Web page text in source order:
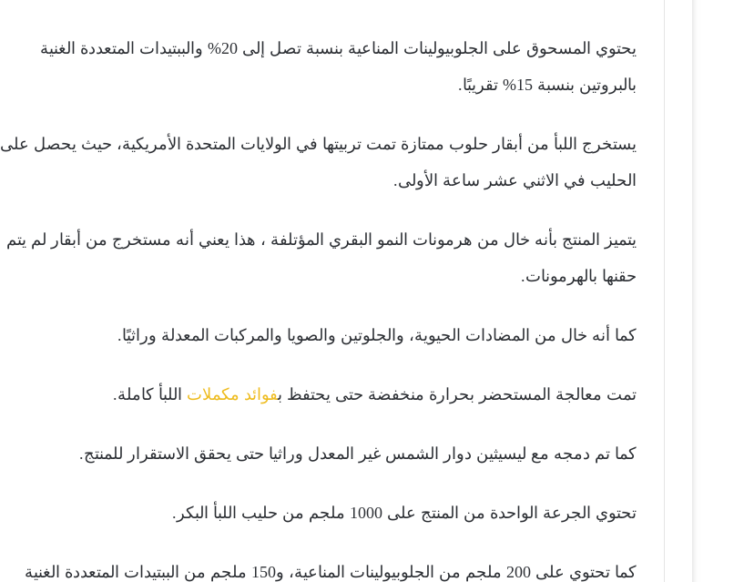
يحتوي المسحوق على الجلوبيولينات المناعية بنسبة تصل إلى 20% والببتيدات المتعددة الغنية
بالبروتين بنسبة 15% تقريبًا.
يستخرج اللبأ من أبقار حلوب ممتازة تمت تربيتها في الولايات المتحدة الأمريكية، حيث يحصل على
الحليب في الاثني عشر ساعة الأولى.
يتميز المنتج بأنه خال من هرمونات النمو البقري المؤتلفة ، هذا يعني أنه مستخرج من أبقار لم يتم
حقنها بالهرمونات.
كما أنه خال من المضادات الحيوية، والجلوتين والصويا والمركبات المعدلة وراثيًا.
تمت معالجة المستحضر بحرارة منخفضة حتى يحتفظ بفوائد مكملات اللبأ كاملة.
كما تم دمجه مع ليسيثين دوار الشمس غير المعدل وراثيا حتى يحقق الاستقرار للمنتج.
تحتوي الجرعة الواحدة من المنتج على 1000 ملجم من حليب اللبأ البكر.
كما تحتوي على 200 ملجم من الجلوبيولينات المناعية، و150 ملجم من الببتيدات المتعددة الغنية